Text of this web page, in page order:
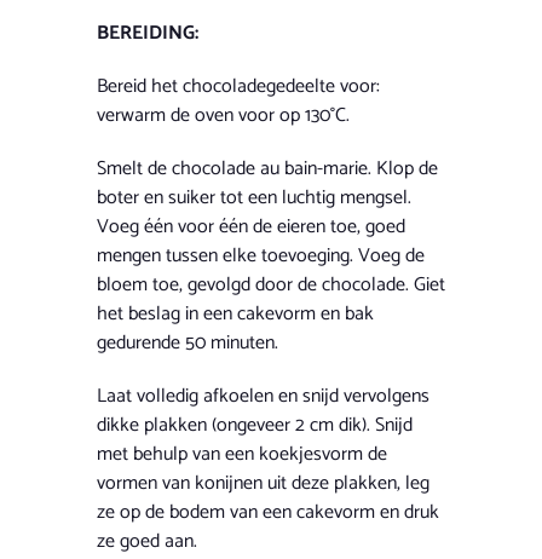
BEREIDING:
Bereid het chocoladegedeelte voor:
verwarm de oven voor op 130°C.
Smelt de chocolade au bain-marie. Klop de
boter en suiker tot een luchtig mengsel.
Voeg één voor één de eieren toe, goed
mengen tussen elke toevoeging. Voeg de
bloem toe, gevolgd door de chocolade. Giet
het beslag in een cakevorm en bak
gedurende 50 minuten.
Laat volledig afkoelen en snijd vervolgens
dikke plakken (ongeveer 2 cm dik). Snijd
met behulp van een koekjesvorm de
vormen van konijnen uit deze plakken, leg
ze op de bodem van een cakevorm en druk
ze goed aan.